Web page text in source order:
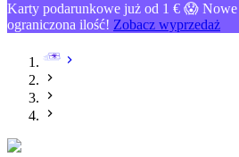
Karty podarunkowe już od 1 € 😱
ograniczona ilość! Zobacz wyprzedaż